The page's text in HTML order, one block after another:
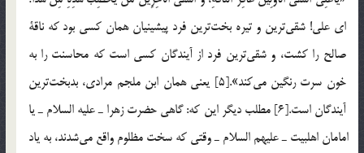
اي علي! شقي‎ترين و تيره بخت‎ترين فرد پيشينيان همان كسي بود كه ناقة
صالح را كشت، و شقي‎ترين فرد از آيندگان كسي است كه محاسنت را به
خون سرت رنگين مي‎كند».[5] يعني همان ابن ملجم مرادي، ‌بدبخت‎ترين
آيندگان است.[6] مطلب ديگر اين كه: گاهي حضرت زهرا ـ عليه السلام ـ يا
امامان اهلبيت ـ عليهم السلام ـ وقتي كه سخت مظلوم واقع مي‎شدند، به ياد